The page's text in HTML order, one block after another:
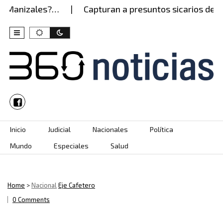
Capturan a presuntos sicarios del
Skip to content
Inicio Judicial Nacionales
Política
Mundo
Especiales Salud
Home >NacionalEje Cafetero
0 Comments